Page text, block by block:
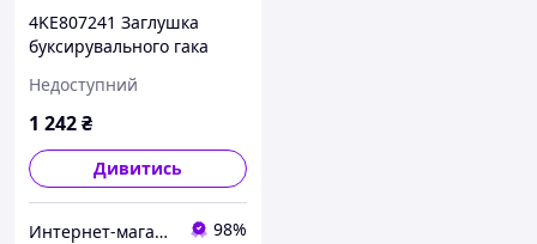
4KE807241 Заглушка
буксирувального гака
2019-2024
Недоступний
1 242₴
Дивитись
Интернет-магазин автозапчастей ВсеАвто 98%